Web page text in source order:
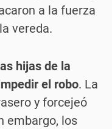
a la fuerza
vereda.
hijas de la
el robo. La
y forcejeó
embargo, los